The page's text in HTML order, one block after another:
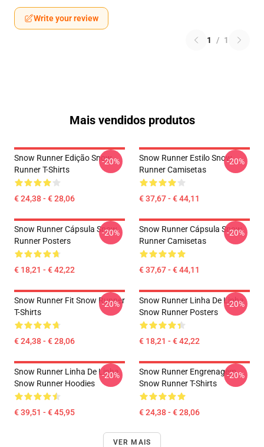
Write your review
1 / 1
Mais vendidos produtos
Snow Runner Edição Snow
Runner T-Shirts
€ 24,38 - € 28,06
-20%
Snow Runner Estilo Snow
Runner Camisetas
€ 37,67 - € 44,11
-20%
Snow Runner Cápsula Snow
Runner Posters
€ 18,21 - € 42,22
-20%
Snow Runner Cápsula Snow
Runner Camisetas
€ 37,67 - € 44,11
-20%
Snow Runner Fit Snow Runner
T-Shirts
€ 24,38 - € 28,06
-20%
Snow Runner Linha De Linha
Snow Runner Posters
€ 18,21 - € 42,22
-20%
Snow Runner Linha De Linha
Snow Runner Hoodies
€ 39,51 - € 45,95
-20%
Snow Runner Engrenagem
Snow Runner T-Shirts
€ 24,38 - € 28,06
-20%
VER MAIS